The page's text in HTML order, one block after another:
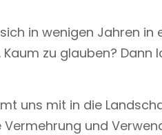
in wenigen Jahren in
zu glauben? Dann
uns mit in die
und